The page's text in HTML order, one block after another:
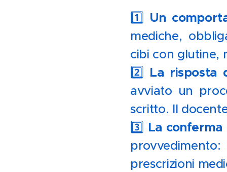
1️⃣ Un
mediche,
cibi con glutine,
2️⃣ La risposta
avviato un
scritto. Il
3️⃣ La conferma
prescrizioni